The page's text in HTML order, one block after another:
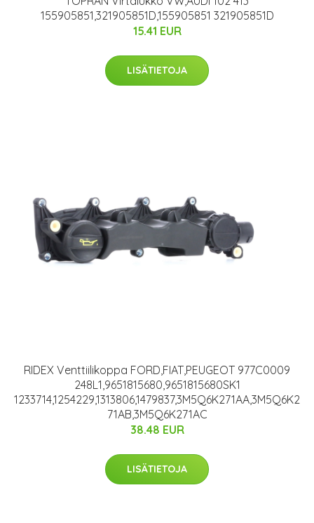
155905851,321905851D,155905851 321905851D
15.41 EUR
LISÄTIETOJA
RIDEX Venttiilikoppa FORD,FIAT,PEUGEOT 977C0009
248L1,9651815680,9651815680SK1
1233714,1254229,1313806,1479837,3M5Q6K271AA,3M5Q6K2
71AB,3M5Q6K271AC
38.48 EUR
LISÄTIETOJA